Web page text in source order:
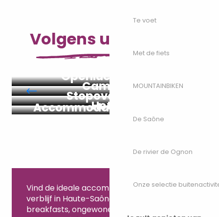
Te voet
Met de fiets
MOUNTAINBIKEN
De Saône
De rivier de Ognon
Onze selectie
Volgens uw wensen
Openluchthotels
Campers
Stopover gîtes
Hotels
Accommodatie met grote
capaciteit
Vind de ideale accommodatie voor uw
verblijf in Haute-Saône! Hotels, gîtes, bed &
breakfasts, ongewone of grootschalige